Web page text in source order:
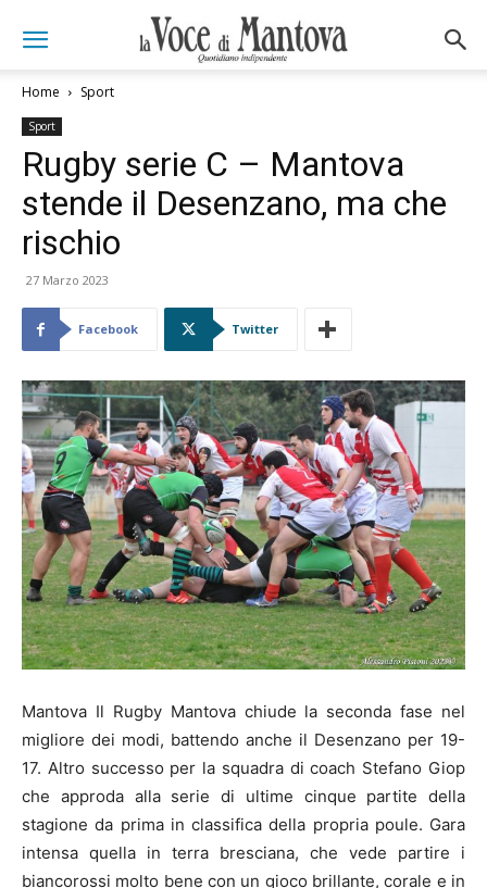
Home Sport
Sport
Rugby serie C – Mantova
stende il Desenzano, ma che
rischio
27 Marzo 2023
Facebook Twitter
Mantova Il Rugby Mantova chiude la seconda fase nel
migliore dei modi, battendo anche il Desenzano per 19-
17. Altro successo per la squadra di coach Stefano Giop
che approda alla serie di ultime cinque partite della
stagione da prima in classifica della propria poule. Gara
intensa quella in terra bresciana, che vede partire i
biancorossi molto bene con un gioco brillante, corale e in